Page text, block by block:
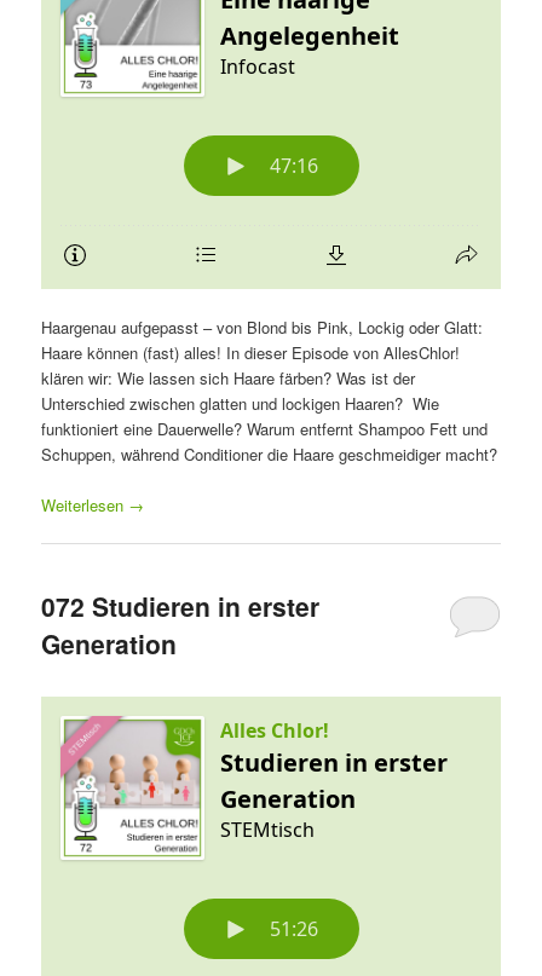
Haargenau aufgepasst – von Blond bis Pink, Lockig oder Glatt:
Haare können (fast) alles! In dieser Episode von AllesChlor!
klären wir: Wie lassen sich Haare färben? Was ist der
Unterschied zwischen glatten und lockigen Haaren? Wie
funktioniert eine Dauerwelle? Warum entfernt Shampoo Fett und
Schuppen, während Conditioner die Haare geschmeidiger macht?
Weiterlesen →
072 Studieren in erster
Generation